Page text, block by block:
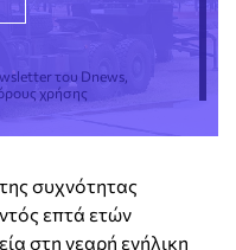
του Dnews,
χρήσης
συχνότητας
επτά ετών
στη νεαρή ενήλικη